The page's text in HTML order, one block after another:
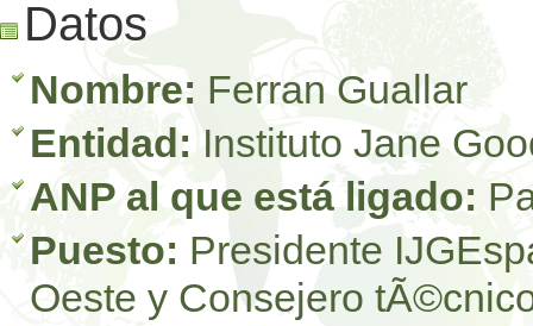
Datos
Nombre: Ferran Guallar
Entidad: Instituto Jane
ANP al que está ligado:
Puesto: Presidente
Oeste y Consejero